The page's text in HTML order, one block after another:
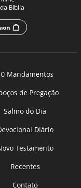
Bíblia
Mandamentos
de Pregação
Salmo do Dia
Diário
Testamento
Recentes
Contato